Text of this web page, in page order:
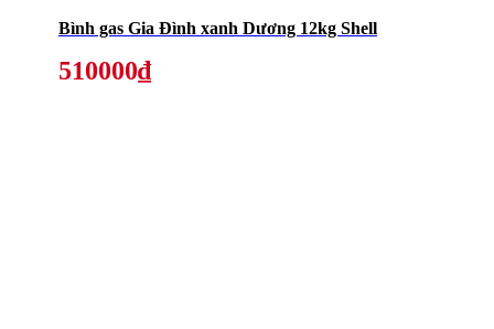
Bình gas Gia Đình xanh Dương 12kg Shell
510000₫